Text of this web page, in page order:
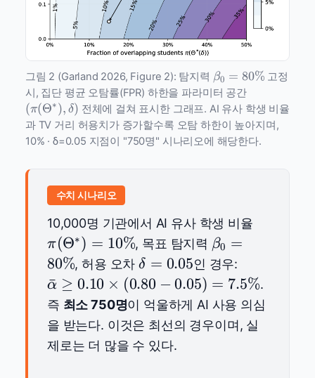
그림 2 (Garland 2026, Figure 2): 탐지력 \beta_0
=
80\%
β0 = 80% 고정
시, 집단 평균 오탐률(FPR) 하한을 파라미터 공간
\delta)
(π(Θ∗ ), δ) 전체에 걸쳐 표시한 그래프. AI 유사 학생 비율
과 TV 거리 허용치가 증가할수록 오탐 하한이 높아지며,
10% · δ=0.05 지점이 "750명" 시나리오에 해당한다.
수치 시나리오
10,000명 기관에서 AI 유사 학생 비율
π(Θ∗) = 10%, 목표 탐지력 \beta_0
= 80\%
β0 =
80%, 허용 오차\delta
=
0.05
δ = 0.05인 경우:
\geq 0.10
\times
- 0.05) =
7.5\%
α
ˉ ≥ 0.10 × (0.80 − 0.05) = 7.5%.
즉 최소 750명이 억울하게 AI 사용 의심
을 받는다. 이것은 최선의 경우이며, 실
제로는 더 많을 수 있다.